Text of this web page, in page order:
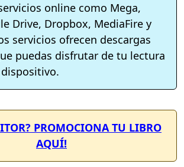
online como Mega,
Drive, Dropbox, MediaFire y
servicios ofrecen descargas
puedas disfrutar de tu lectura
PROMOCIONA TU LIBRO
AQUÍ!